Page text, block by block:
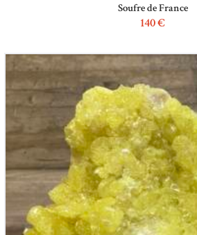
Soufre de France
140€